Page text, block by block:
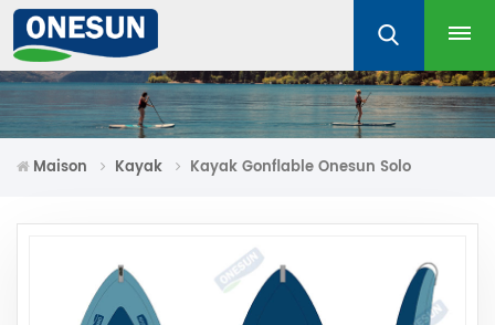
Maison Kayak Kayak Gonflable Onesun Solo